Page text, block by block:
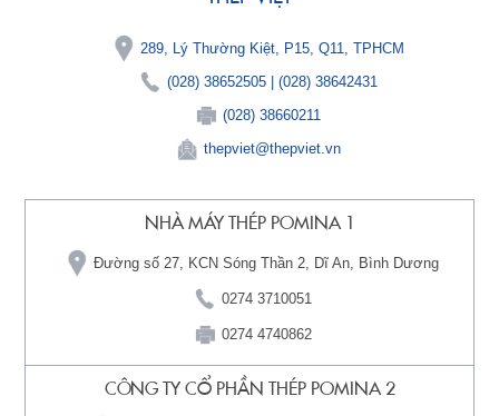
TRUYỀN
THÔNG
289, Lý Thường Kiệt, P15, Q11, TPHCM
(028) 38652505| (028) 38642431
(028) 38660211
thepviet@thepviet.vn
NHÀ MÁY THÉP POMINA 1
Đường số 27, KCN Sóng Thần 2, Dĩ An, Bình Dương
0274 3710051
0274 4740862
CÔNG TY CỔ PHẦN THÉP POMINA 2